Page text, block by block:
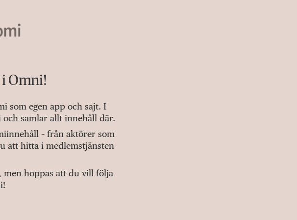
Omni!
som egen app och sajt. I
samlar allt innehåll där.
– från aktörer som
att hitta i medlemstjänsten
men hoppas att du vill följa